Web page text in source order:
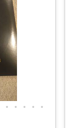
• • • • •